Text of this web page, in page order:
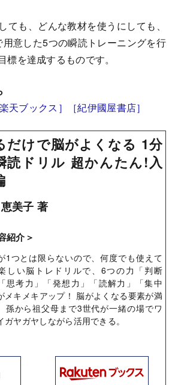
ても、どんな教材を使うにしても、
意した5つの瞬読トレーニングを行
標を達成するものです。
楽天ブックス］ ［紀伊國屋書店］
だけで脳がよくなる 1分
読ドリル 超かんたん!入
美子 著
紹介＞
1つとは限らないので、何度でも使えて
しい脳トレドリルで、6つの力「判断
思考力」「発想力」「読解力」「集中
メキメキアップ！ 脳がよくなる要素が満
孫から祖父母まで3世代が一緒の場でワ
ガヤガヤしながら活用できる。